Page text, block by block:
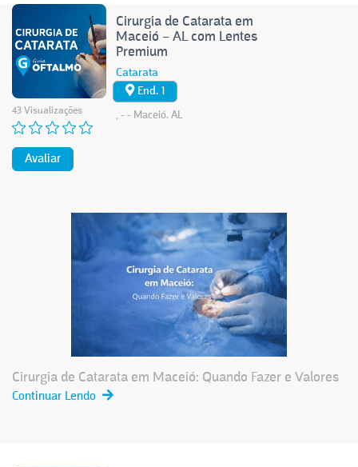
43 Visualizações
Avaliar
Cirurgia de Catarata em
Maceió – AL com Lentes
Premium
Catarata
End. 1
, - - Maceió. AL
Cirurgia de Catarata em Maceió: Quando Fazer e Valores
Continuar Lendo